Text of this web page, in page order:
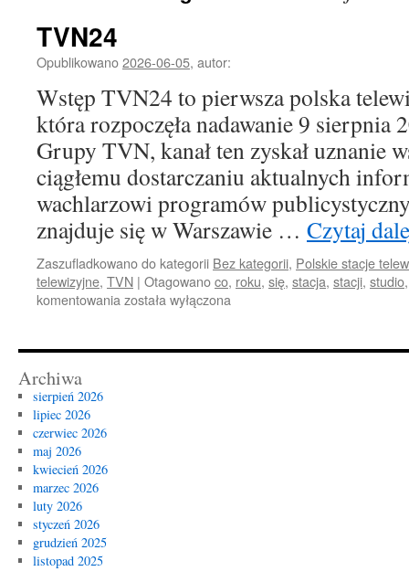
TVN24
Opublikowano2026-06-05, autor:
Wstęp TVN24 to pierwsza polska
która rozpoczęła nadawanie 9 sierpnia
Grupy TVN, kanał ten zyskał uznanie
ciągłemu dostarczaniu aktualnych
wachlarzowi programów
znajduje się w Warszawie … Czytaj
Zaszufladkowano do kategorii Bez kategorii, Polskie stacje
telewizyjne, TVN | Otagowanoco, roku, się, stacja, stacji, studio
komentowania TVN24
została wyłączona
Archiwa
sierpień 2026
lipiec 2026
czerwiec 2026
maj 2026
kwiecień 2026
marzec 2026
luty 2026
styczeń 2026
grudzień 2025
listopad 2025